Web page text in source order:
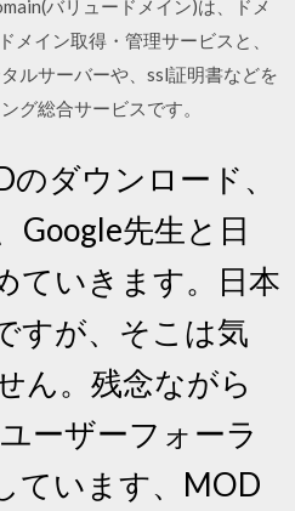
バリュードメイン)は、ドメ
メイン取得・管理サービスと、
ルサーバーや、ssl証明書などを
グ総合サービスです。
ダウンロード、
Google先生と日
ていきます。日本
すが、そこは気
ん。残念ながら
ーザーフォーラ
ています、MOD